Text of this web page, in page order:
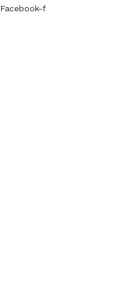
Facebook-f